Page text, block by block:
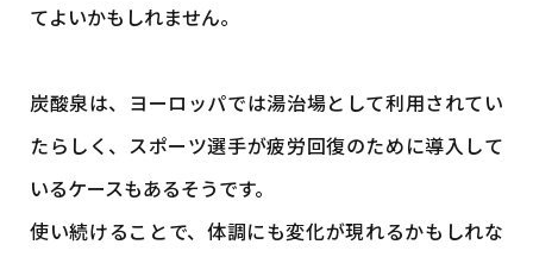
てよいかもしれません。
炭酸泉は、ヨーロッパでは湯治場として利用されてい
たらしく、スポーツ選手が疲労回復のために導入して
いるケースもあるそうです。
使い続けることで、体調にも変化が現れるかもしれな